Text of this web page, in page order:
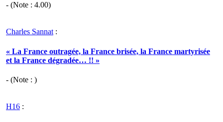
- (Note : 4.00)
Charles Sannat :
« La France outragée, la France brisée, la France martyrisée
et la France dégradée… !! »
- (Note : )
H16 :